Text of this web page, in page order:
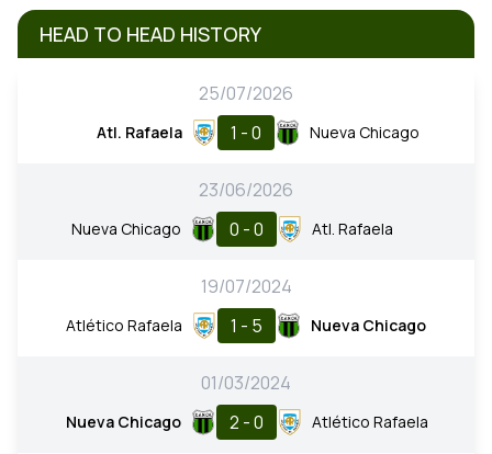
HEAD TO HEAD HISTORY
25/07/2026
Atl. Rafaela 1 - 0 Nueva Chicago
23/06/2026
Nueva Chicago 0 - 0 Atl. Rafaela
19/07/2024
Atlético Rafaela 1 - 5 Nueva Chicago
01/03/2024
Nueva Chicago 2 - 0 Atlético Rafaela